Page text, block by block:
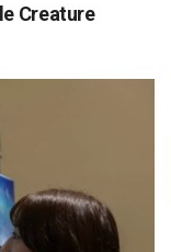
Creature